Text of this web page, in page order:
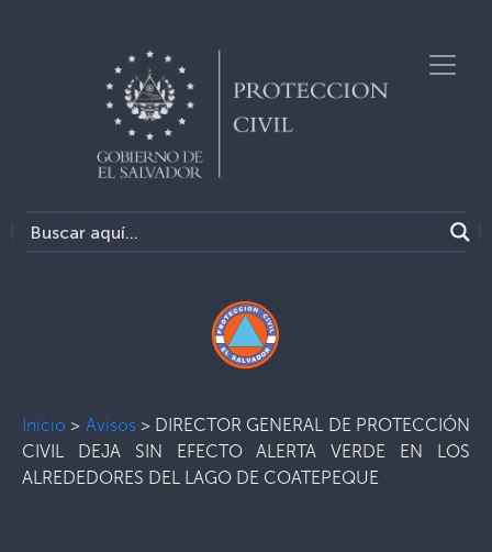
Inicio > Avisos> DIRECTOR GENERAL DE PROTECCIÓN
CIVIL DEJA SIN EFECTO ALERTA VERDE EN LOS
ALREDEDORES DEL LAGO DE COATEPEQUE